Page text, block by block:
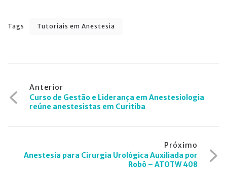
Tags Tutoriais em Anestesia
Navegação
de
Anterior
Curso de Gestão e Liderança em Anestesiologia
reúne anestesistas em Curitiba
Próximo
Anestesia para Cirurgia Urológica Auxiliada por
Robô – ATOTW 408